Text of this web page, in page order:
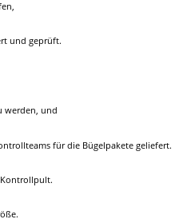
und geprüft.
werden, und
für die Bügelpakete geliefert.